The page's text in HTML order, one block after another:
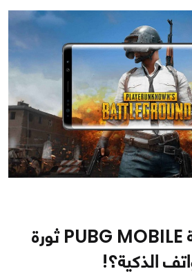
كيف أحدثت لعبة PUBG MOBILE ثورة
الذكية؟!